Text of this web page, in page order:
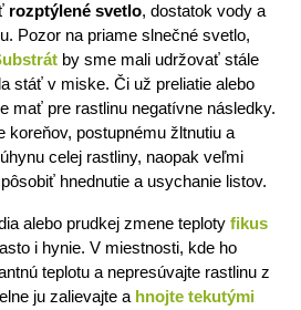
rozptýlené svetlo, dostatok vody a
Pozor na priame slnečné svetlo,
by sme mali udržovať stále
stáť v miske. Či už preliatie alebo
mať pre rastlinu negatívne následky.
koreňov, postupnému žltnutiu a
celej rastliny, naopak veľmi
hnednutie a usychanie listov.
alebo prudkej zmene teploty fikus
i hynie. V miestnosti, kde ho
teplotu a nepresúvajte rastlinu z
ju zalievajte a hnojte tekutými